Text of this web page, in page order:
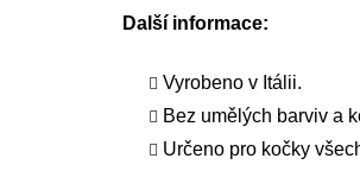
Další informace:
Vyrobeno v Itálii.
Bez umělých barviv a
Určeno pro kočky